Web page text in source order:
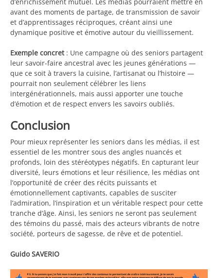
avant des moments de partage, de transmission de savoir
et d’apprentissages réciproques, créant ainsi une
dynamique positive et émotive autour du vieillissement.
Exemple concret: Une campagne où des seniors partagent
leur savoir-faire ancestral avec les jeunes générations —
que ce soit à travers la cuisine, l’artisanat ou l’histoire —
pourrait non seulement célébrer les liens
intergénérationnels, mais aussi apporter une touche
d’émotion et de respect envers les savoirs oubliés.
Conclusion
Pour mieux représenter les seniors dans les médias, il est
essentiel de les montrer sous des angles nuancés et
profonds, loin des stéréotypes négatifs. En capturant leur
diversité, leurs émotions et leur résilience, les médias ont
l’opportunité de créer des récits puissants et
émotionnellement captivants, capables de susciter
l’admiration, l’inspiration et un véritable respect pour cette
tranche d’âge. Ainsi, les seniors ne seront pas seulement
des témoins du passé, mais des acteurs vibrants de notre
société, porteurs de sagesse, de rêve et de potentiel.
Guido SAVERIO